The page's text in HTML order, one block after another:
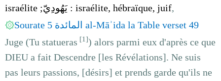
israélite ;يَهُودِيّ : israélite, hébraïque, juif,
۞
Sourate 5 المائدة al-Māʾida la Table verset 49
Juge (Tu statueras [1]) alors parmi eux d'après ce que
DIEU a fait Descendre [les Révélations]. Ne suis
pas leurs passions, [désirs] et prends garde qu'ils ne